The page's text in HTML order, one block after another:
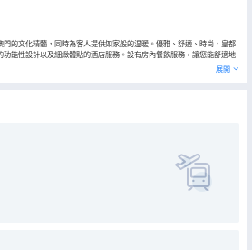
的文化精髓，同時為客人提供如家般的温暖。優雅、舒適、時尚，皇都
能性設計以及細緻體貼的酒店服務。設有房內餐飲服務，讓您能舒適地
或商務旅客，這裡是讓您在五光十色的都市中，充份舒展身心的綠州。
展開